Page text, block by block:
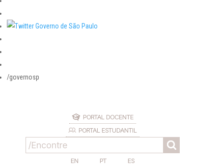
/governosp
PORTAL DOCENTE
PORTAL ESTUDANTIL
EN PT ES